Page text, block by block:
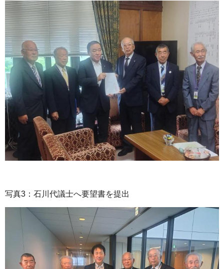
写真3：石川代議士へ要望書を提出